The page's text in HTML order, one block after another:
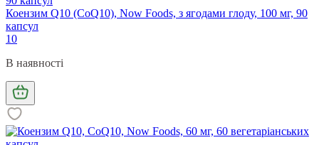
Коензим Q10 (CoQ10), Now Foods, з ягодами глоду, 100 мг, 90
капсул
10
В наявності